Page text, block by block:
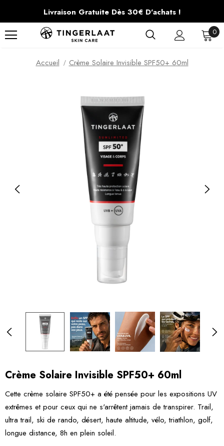
Livraison Gratuite Dès 30€ D'achats !
0
Accueil Crème Solaire Invisible SPF50+ 60ml
Crème Solaire Invisible SPF50+ 60ml
Cette crème solaire SPF50+ a été pensée pour les expositions UV
extrêmes et pour ceux qui ne s'arrêtent jamais de transpirer. Trail,
ultra trail, ski de rando, désert, haute altitude, vélo, triathlon, golf,
longue distance, 8h en plein soleil.